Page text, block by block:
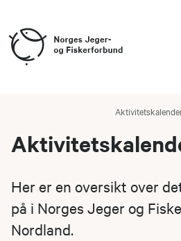
Her er en oversikt over
på i Norges Jeger og
Nordland.